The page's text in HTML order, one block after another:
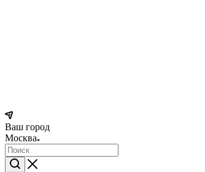
Ваш город
Москва